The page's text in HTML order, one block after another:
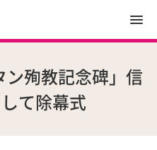
殉教記念碑」信
て除幕式